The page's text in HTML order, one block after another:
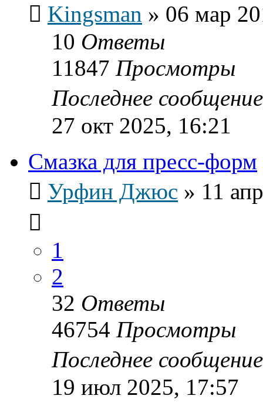
Kingsman » 06 мар
10 Ответы
11847 Просмотры
Последнее
27 окт 2025, 16:21
Смазка для пресс-форм
Урфин Джюс » 11
1
2
32 Ответы
46754 Просмотры
Последнее
19 июл 2025, 17:57